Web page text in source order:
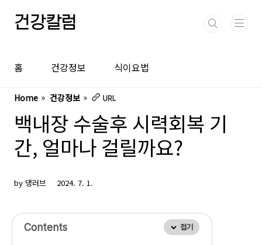
건강칼럼
홈 건강정보 식이요법
Home 건강정보
백내장 수술후 시력회복 기
간, 얼마나 걸릴까요?
by 댕러브 2024. 7. 1.
Contents 접기